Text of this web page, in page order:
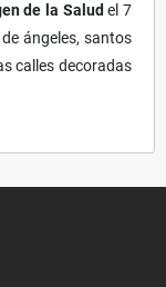
de la Salud el 7
ángeles, santos
calles decoradas